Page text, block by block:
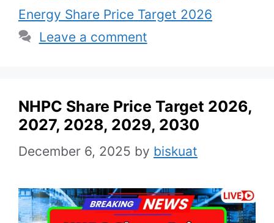
Energy Share Price Target 2026
Leave a comment
NHPC Share Price Target 2026,
2027, 2028, 2029, 2030
December 6, 2025 by biskuat